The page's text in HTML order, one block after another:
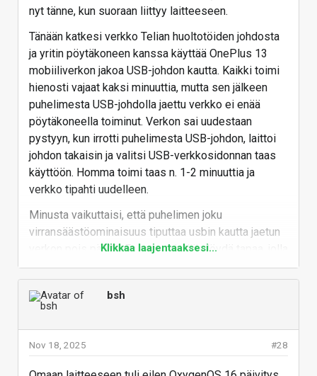
nyt tänne, kun suoraan liittyy laitteeseen.
Tänään katkesi verkko Telian huoltotöiden johdosta
ja yritin pöytäkoneen kanssa käyttää OnePlus 13
mobiiliverkon jakoa USB-johdon kautta. Kaikki toimi
hienosti vajaat kaksi minuuttia, mutta sen jälkeen
puhelimesta USB-johdolla jaettu verkko ei enää
pöytäkoneella toiminut. Verkon sai uudestaan
pystyyn, kun irrotti puhelimesta USB-johdon, laittoi
johdon takaisin ja valitsi USB-verkkosidonnan taas
käyttöön. Homma toimi taas n. 1-2 minuuttia ja
verkko tipahti uudelleen.
Minusta vaikuttaisi, että puhelimen joku
virransäästöominaisuus tiputtaa usbin kautta jaetun
verkon pois päältä. En vaan mistään löydä tapaa, jolla
kyseistä virransäästöä saisi hillittyä. Yritin
puhelimen developer tools puoleltakin vilkuilla,
mutta äkkiseltään sieltä ei osunut mitään tähän
Onko muilla tästä kokemusta ja oletteko saaneet
netin usb-piuhan kautta jaettua OnePlus 13 kanssa?
Klikkaa laajentaaksesi...
bsh
#28
Nov 18, 2025